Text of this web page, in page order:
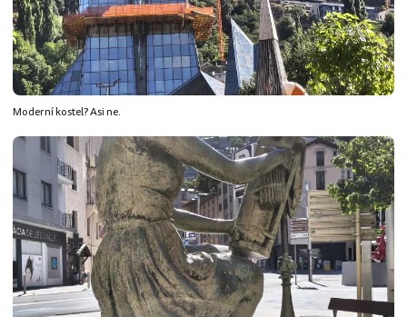
Moderní kostel? Asi ne.